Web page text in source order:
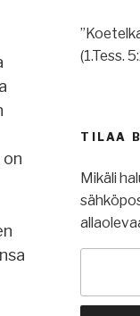
on
(1.Tess.
TILAA
Mikäli